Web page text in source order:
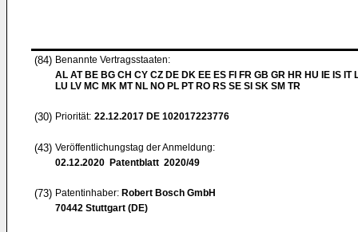
(84) Benannte Vertragsstaaten:
AL AT BE BG CH CY CZ DE DK EE ES FI FR GB GR HR HU IE IS IT
LU LV MC MK MT NL NO PL PT RO RS SE SI SK SM TR
(30) Priorität: 22.12.2017 DE 102017223776
(43) Veröffentlichungstag der Anmeldung:
02.12.2020 Patentblatt 2020/49
(73) Patentinhaber: Robert Bosch GmbH
70442 Stuttgart (DE)